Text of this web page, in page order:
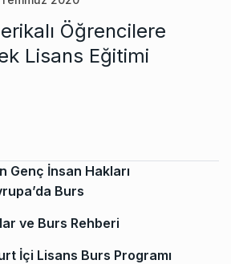
Öğrencilere
Lisans Eğitimi
Genç İnsan Hakları
Burs
ve Burs Rehberi
İçi Lisans Burs Programı